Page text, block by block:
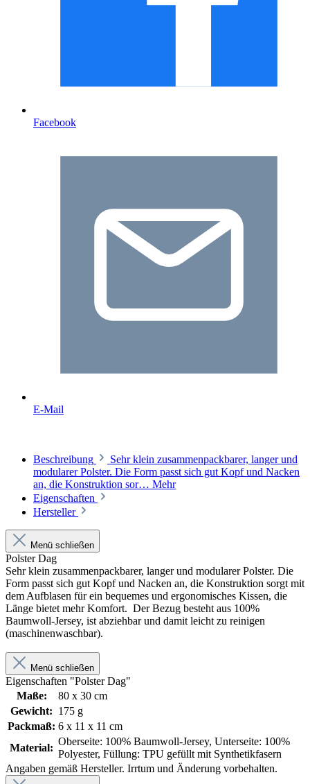
Facebook
E-Mail
Beschreibung
Sehr klein zusammenpackbarer, langer und
modularer Polster. Die Form passt sich gut Kopf und Nacken
an, die Konstruktion sor… Mehr
Eigenschaften
Hersteller
Menü schließen
Polster Dag
Sehr klein zusammenpackbarer, langer und modularer Polster. Die
Form passt sich gut Kopf und Nacken an, die Konstruktion sorgt mit
dem Aufblasen für ein bequemes und ergonomisches Kissen, die
Länge bietet mehr Komfort. Der Bezug besteht aus 100%
Baumwoll-Jersey, ist abziehbar und damit leicht zu reinigen
(maschinenwaschbar).
Menü schließen
Eigenschaften "Polster Dag"
Maße:
80 x 30 cm
Gewicht: 175 g
Packmaß: 6 x 11 x 11 cm
Material:
Oberseite: 100% Baumwoll-Jersey, Unterseite: 100%
Polyester, Füllung: TPU gefüllt mit Synthetikfasern
Angaben gemäß Hersteller. Irrtum und Änderung vorbehalten.